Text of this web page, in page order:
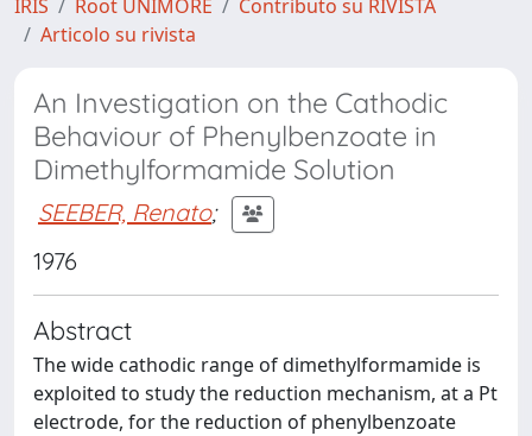
IRIS Root UNIMORE
Contributo su RIVISTA
Articolo su rivista
An Investigation on the Cathodic
Behaviour of Phenylbenzoate in
Dimethylformamide Solution
SEEBER, Renato;
1976
Abstract
The wide cathodic range of dimethylformamide is
exploited to study the reduction mechanism, at a Pt
electrode, for the reduction of phenylbenzoate